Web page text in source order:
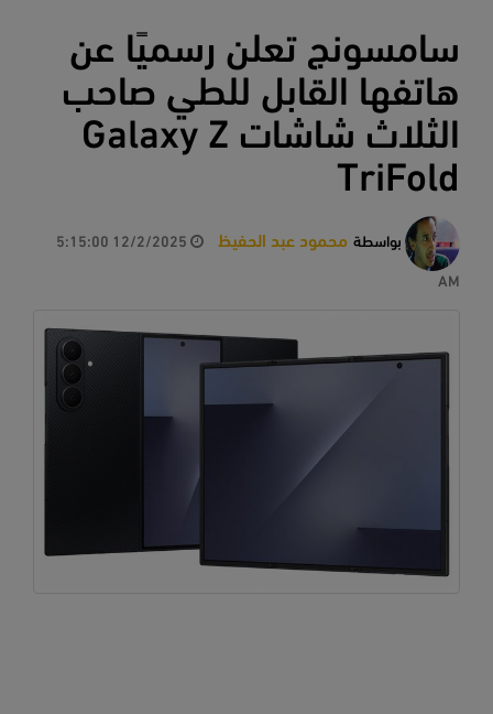
سامسونج تعلن رسميًا عن
هاتفها القابل للطي صاحب
الثلاث شاشات Galaxy Z
TriFold
بواسطة محمود عبد الحفيظ
12/2/2025 5:15:00
AM